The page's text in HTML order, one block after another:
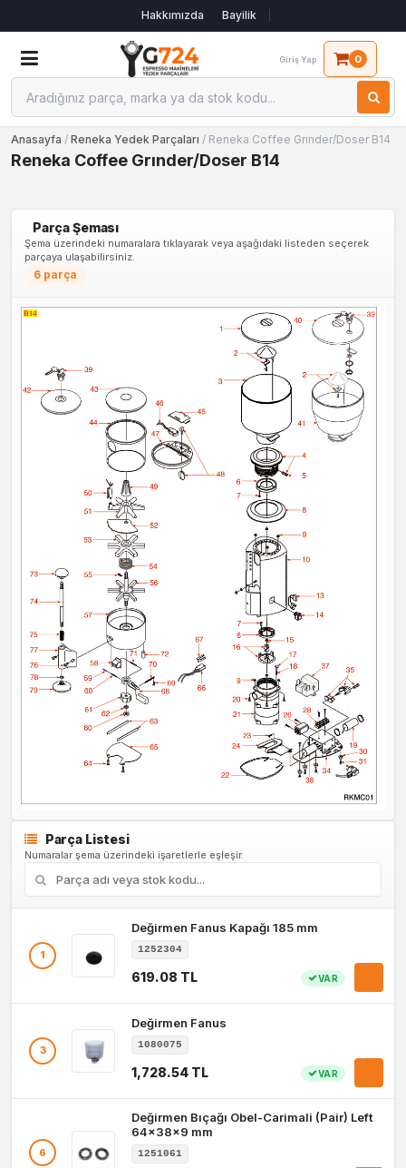
Hakkımızda Bayilik
Giriş Yap 0
Anasayfa / Reneka Yedek Parçaları / Reneka Coffee Grınder/Doser B14
Reneka Coffee Grınder/Doser B14
Parça Şeması
Şema üzerindeki numaralara tıklayarak veya aşağıdaki listeden seçerek
parçaya ulaşabilirsiniz.
6 parça
Parça Listesi
Numaralar şema üzerindeki işaretlerle eşleşir.
1
Değirmen Fanus Kapağı 185 mm
1252304
619.08 TL VAR
3
Değirmen Fanus
1080075
1,728.54 TL VAR
6
Değirmen Bıçağı Obel-Carimali (Pair) Left
64x38x9 mm
1251061